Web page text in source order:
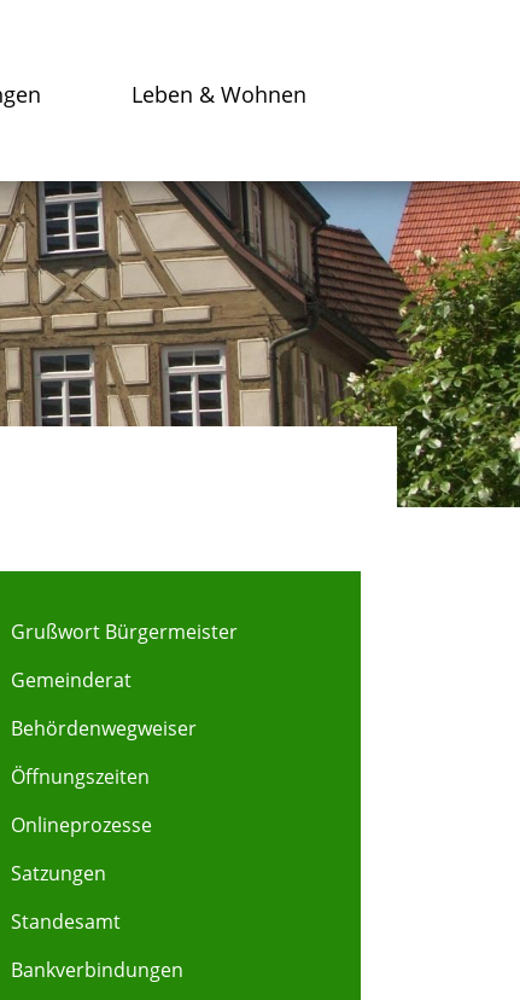
Leben & Wohnen
Grußwort Bürgermeister
Gemeinderat
Behördenwegweiser
Öffnungszeiten
Onlineprozesse
Satzungen
Standesamt
Bankverbindungen